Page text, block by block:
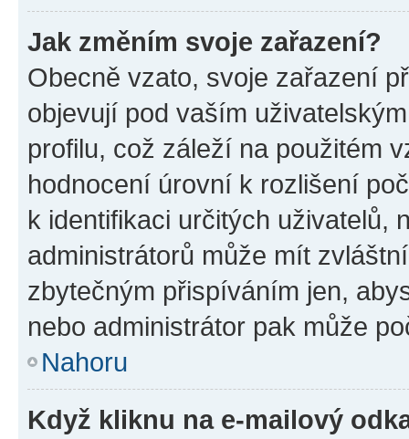
Jak změním svoje zařazení?
Obecně vzato, svoje zařazení
objevují pod vaším
profilu, což záleží na použitém
hodnocení úrovní k rozlišení
k identifikaci určitých uživatelů,
administrátorů může mít
zbytečným přispíváním jen,
nebo administrátor pak může
Nahoru
Když kliknu na e-mailový